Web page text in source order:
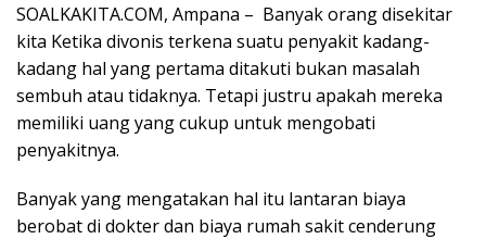
SOALKAKITA.COM, Ampana – Banyak orang disekitar
kita Ketika divonis terkena suatu penyakit kadang-
kadang hal yang pertama ditakuti bukan masalah
sembuh atau tidaknya. Tetapi justru apakah mereka
memiliki uang yang cukup untuk mengobati
penyakitnya.
Banyak yang mengatakan hal itu lantaran biaya
berobat di dokter dan biaya rumah sakit cenderung